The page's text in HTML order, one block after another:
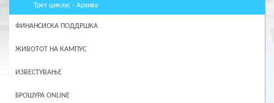
Трет циклус - Архива
ФИНАНСИСКА ПОДДРШКА
ЖИВОТОТ НА КАМПУС
ИЗВЕСТУВАЊЕ
БРОШУРА ONLINE